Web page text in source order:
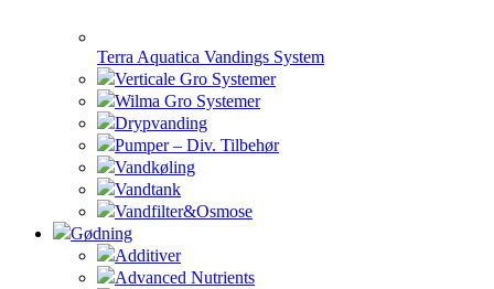
Terra Aquatica Vandings System
Verticale Gro Systemer
Wilma Gro Systemer
Drypvanding
Pumper – Div. Tilbehør
Vandkøling
Vandtank
Vandfilter&Osmose
Gødning
Additiver
Advanced Nutrients